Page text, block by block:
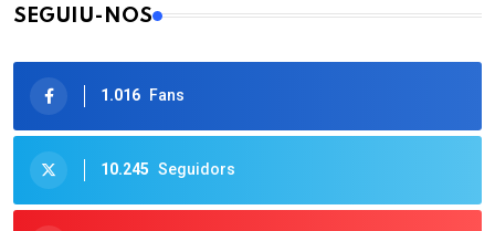
SEGUIU-NOS
1.016 Fans
10.245 Seguidors